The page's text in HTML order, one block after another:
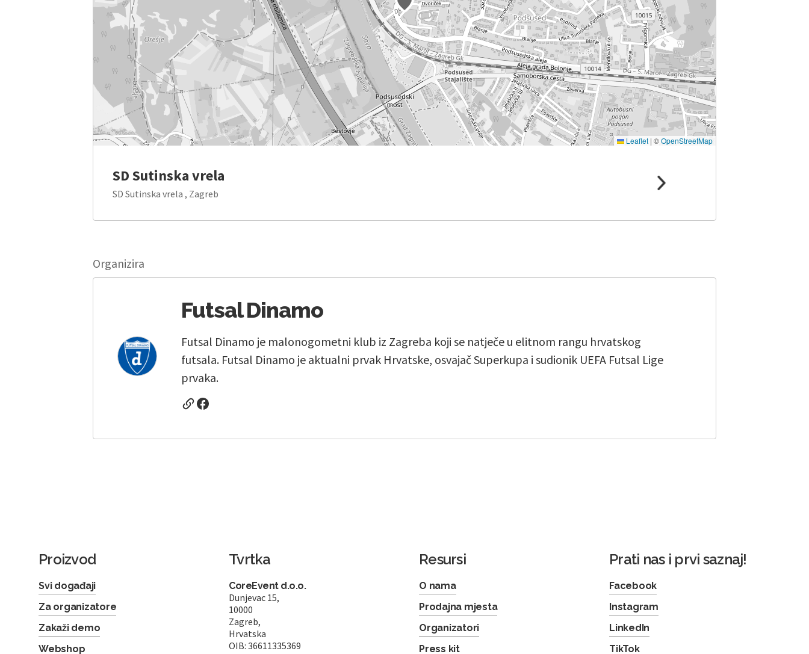
Leaflet | ©OpenStreetMap
SD Sutinska vrela
SD Sutinska vrela , Zagreb
Organizira
Futsal Dinamo
Futsal Dinamo je malonogometni klub iz Zagreba koji se natječe u elitnom rangu hrvatskog
futsala. Futsal Dinamo je aktualni prvak Hrvatske, osvajač Superkupa i sudionik UEFA Futsal Lige
prvaka.
Proizvod
Svi događaji
Za organizatore
Zakaži demo
Webshop
Tvrtka
CoreEvent d.o.o.
Dunjevac 15,
10000
Zagreb,
Hrvatska
OIB: 36611335369
Resursi
O nama
Prodajna mjesta
Organizatori
Press kit
Prati nas i prvi saznaj!
Facebook
Instagram
LinkedIn
TikTok